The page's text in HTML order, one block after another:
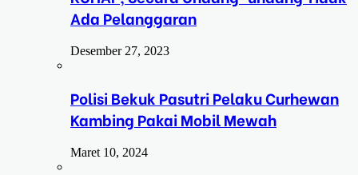
Ada Pelanggaran
Desember 27, 2023
Polisi Bekuk Pasutri Pelaku Curhewan
Kambing Pakai Mobil Mewah
Maret 10, 2024